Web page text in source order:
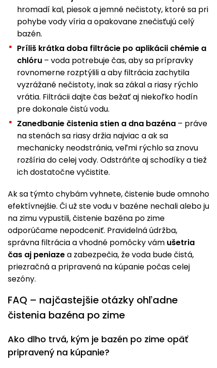
hromadí kal, piesok a jemné nečistoty, ktoré sa pri
pohybe vody víria a opakovane znečisťujú celý
bazén.
Príliš krátka doba filtrácie po aplikácii chémie a
chlóru – voda potrebuje čas, aby sa prípravky
rovnomerne rozptýlili a aby filtrácia zachytila
vyzrážané nečistoty, inak sa zákal a riasy rýchlo
vrátia. Filtrácii dajte čas bežať aj niekoľko hodín
pre dokonale čistú vodu.
Zanedbanie čistenia stien a dna bazéna – práve
na stenách sa riasy držia najviac a ak sa
mechanicky neodstránia, veľmi rýchlo sa znovu
rozšíria do celej vody. Odstráňte aj schodíky a tiež
ich dostatočne vyčistite.
Ak sa týmto chybám vyhnete, čistenie bude omnoho
efektívnejšie. Či už ste vodu v bazéne nechali alebo ju
na zimu vypustili, čistenie bazéna po zime
odporúčame nepodceniť. Pravidelná údržba,
správna filtrácia a vhodné pomôcky vám ušetria
čas aj peniazea zabezpečia, že voda bude čistá,
priezračná a pripravená na kúpanie počas celej
sezóny.
FAQ – najčastejšie otázky ohľadne
čistenia bazéna po zime
Ako dlho trvá, kým je bazén po zime opäť
pripravený na kúpanie?